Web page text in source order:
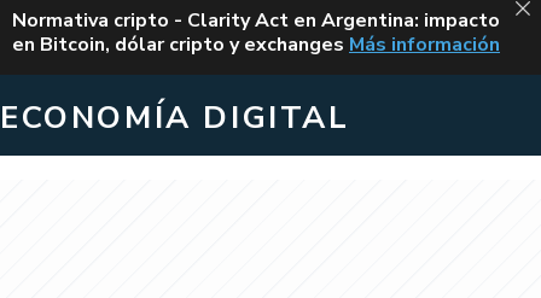
ALERTA
Normativa cripto - Clarity Act en Argentina: impacto
en Bitcoin, dólar cripto y exchanges CLARITY ACT EN
Más información
ECONOMÍA DIGITAL